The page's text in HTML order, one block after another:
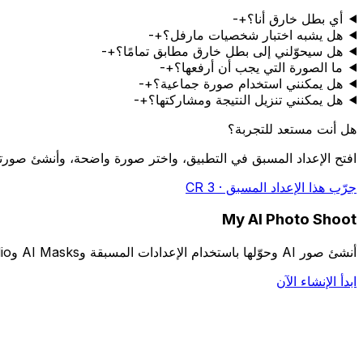
أي بطل خارق أنا؟+
-
هل يشبه اختبار شخصيات مارفل؟+
-
هل سيحوّلني إلى بطل خارق مطابق تمامًا؟+
-
ما الصورة التي يجب أن أرفعها؟+
-
هل يمكنني استخدام صورة جماعية؟+
-
هل يمكنني تنزيل النتيجة ومشاركتها؟+
-
هل أنت مستعد للتجربة؟
افتح الإعداد المسبق في التطبيق، واختر صورة واضحة، وأنشئ
جرّب هذا الإعداد المسبق · 3 CR
My AI Photo Shoot
أنشئ صور AI وحوّلها باستخدام الإعدادات المسبقة وAI Masks وStudio والأوامر المخصصة والنماذج الشخصية الاختيارية.
ابدأ الإنشاء الآن